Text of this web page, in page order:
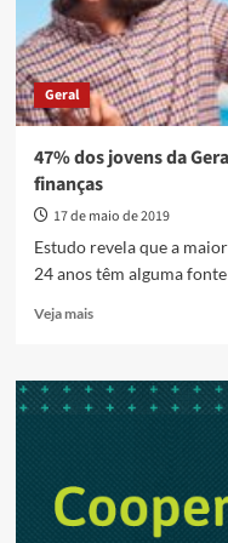
Geral
47% dos jovens da
finanças
17 de maio de 2019
Estudo revela que a
24 anos têm alguma
Veja maisRead
47%
dos
Z
não